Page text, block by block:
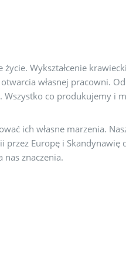
Wykształcenie
własnej pracowni.
co produkujemy i
ich własne marzenia.
przez Europę i Skandynawię
znaczenia.